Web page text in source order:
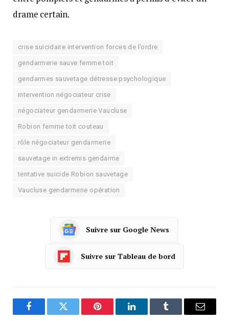
drame certain.
crise suicidaire intervention forces de l’ordre
gendarmerie sauve femme toit
gendarmes sauvetage détresse psychologique
intervention négociateur crise
négociateur gendarmerie Vaucluse
Robion femme toit couteau
rôle négociateur gendarmerie
sauvetage in extremis gendarme
tentative suicide Robion sauvetage
Vaucluse gendarmerie opération
Suivre sur Google News
Suivre sur Tableau de bord
FacebookTwitter Pinterest LinkedInTumblr